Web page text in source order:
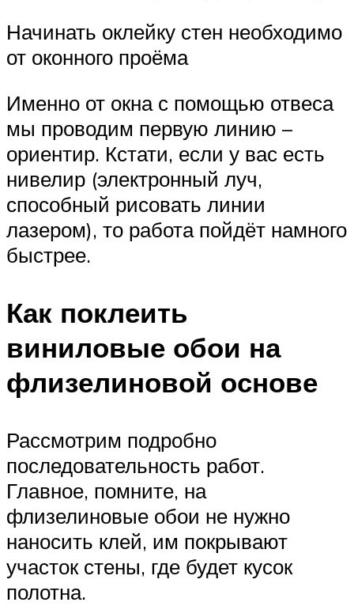
Начинать оклейку стен необходимо
от оконного проёма
Именно от окна с помощью отвеса
мы проводим первую линию –
ориентир. Кстати, если у вас есть
нивелир (электронный луч,
способный рисовать линии
лазером), то работа пойдёт намного
быстрее.
Как поклеить
виниловые обои на
флизелиновой основе
Рассмотрим подробно
последовательность работ.
Главное, помните, на
флизелиновые обои не нужно
наносить клей, им покрывают
участок стены, где будет кусок
полотна.